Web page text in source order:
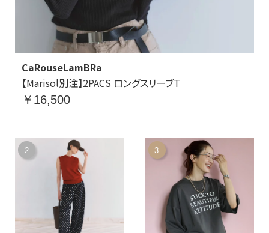
CaRouseLamBRa
【Marisol別注】2PACS ロングスリーブT
￥16,500